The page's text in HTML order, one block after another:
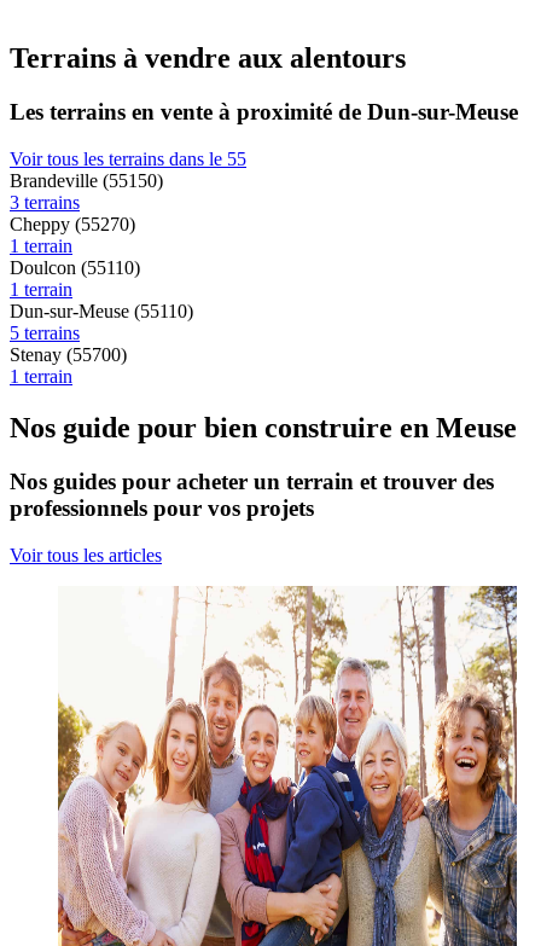
Terrains à vendre aux alentours
Les terrains en vente à proximité de Dun-sur-Meuse
Voir tous les terrains dans le 55
Brandeville (55150)
3 terrains
Cheppy (55270)
1 terrain
Doulcon (55110)
1 terrain
Dun-sur-Meuse (55110)
5 terrains
Stenay (55700)
1 terrain
Nos guide pour bien construire en Meuse
Nos guides pour acheter un terrain et trouver des
professionnels pour vos projets
Voir tous les articles